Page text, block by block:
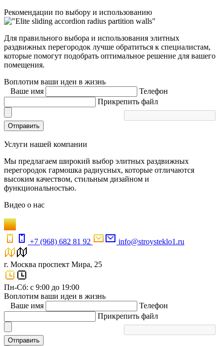
Рекомендации по выбору и использованию
Для правильного выбора и использования элитных
раздвижных перегородок лучше обратиться к специалистам,
которые помогут подобрать оптимальное решение для вашего
помещения.
Воплотим ваши идеи в жизнь
Ваше имя
Телефон
Прикрепить файл
Отправить
Услуги нашей компании
Мы предлагаем широкий выбор элитных раздвижных
перегородок гармошка радиусных, которые отличаются
высоким качеством, стильным дизайном и
функциональностью.
Видео о нас
+7 (968) 682 81 92 info@stroysteklo1.ru
г. Москва проспект Мира, 25
Пн-Сб: с 9:00 до 19:00
Воплотим ваши идеи в жизнь
Ваше имя
Телефон
Прикрепить файл
Отправить